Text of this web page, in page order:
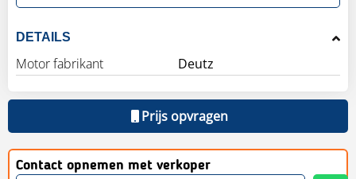
DETAILS
Motor fabrikant Deutz
Prijs opvragen
Contact opnemen met verkoper